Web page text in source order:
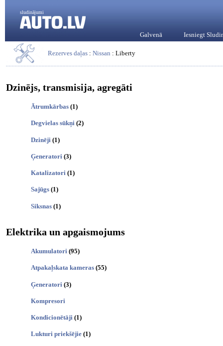
sludinājumi
Galvenā Iesniegt
Rezerves daļas : Nissan : Liberty
Dzinējs, transmisija, agregāti
Ātrumkārbas (1)
Degvielas sūkņi (2)
Dzinēji (1)
Ģeneratori (3)
Katalizatori (1)
Sajūgs (1)
Siksnas (1)
Elektrika un apgaismojums
Akumulatori (95)
Atpakaļskata kameras (55)
Ģeneratori (3)
Kompresori
Kondicionētāji (1)
Lukturi priekšējie (1)